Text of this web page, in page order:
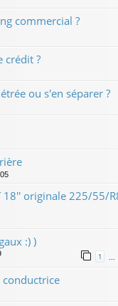
commercial ?
crédit ?
ou s'en séparer ?
18'' originale 225/55/
:) )
1 …
conductrice